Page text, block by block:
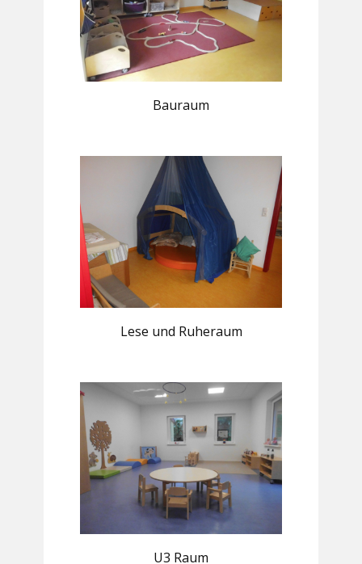
Bauraum
Lese und Ruheraum
U3 Raum